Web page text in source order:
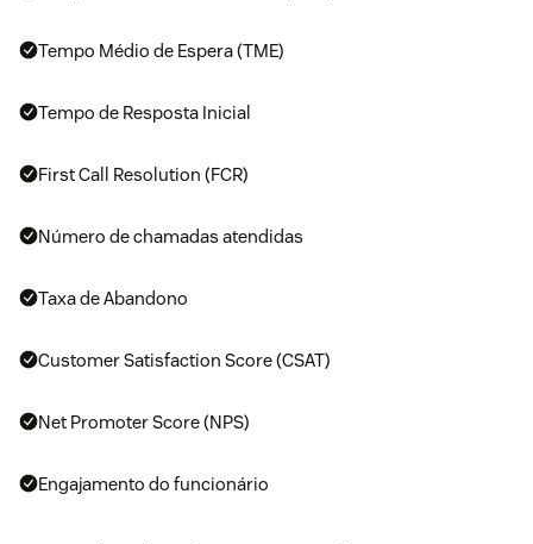
Tempo Médio de Espera (TME)
Tempo de Resposta Inicial
First Call Resolution (FCR)
Número de chamadas atendidas
Taxa de Abandono
Customer Satisfaction Score (CSAT)
Net Promoter Score (NPS)
Engajamento do funcionário